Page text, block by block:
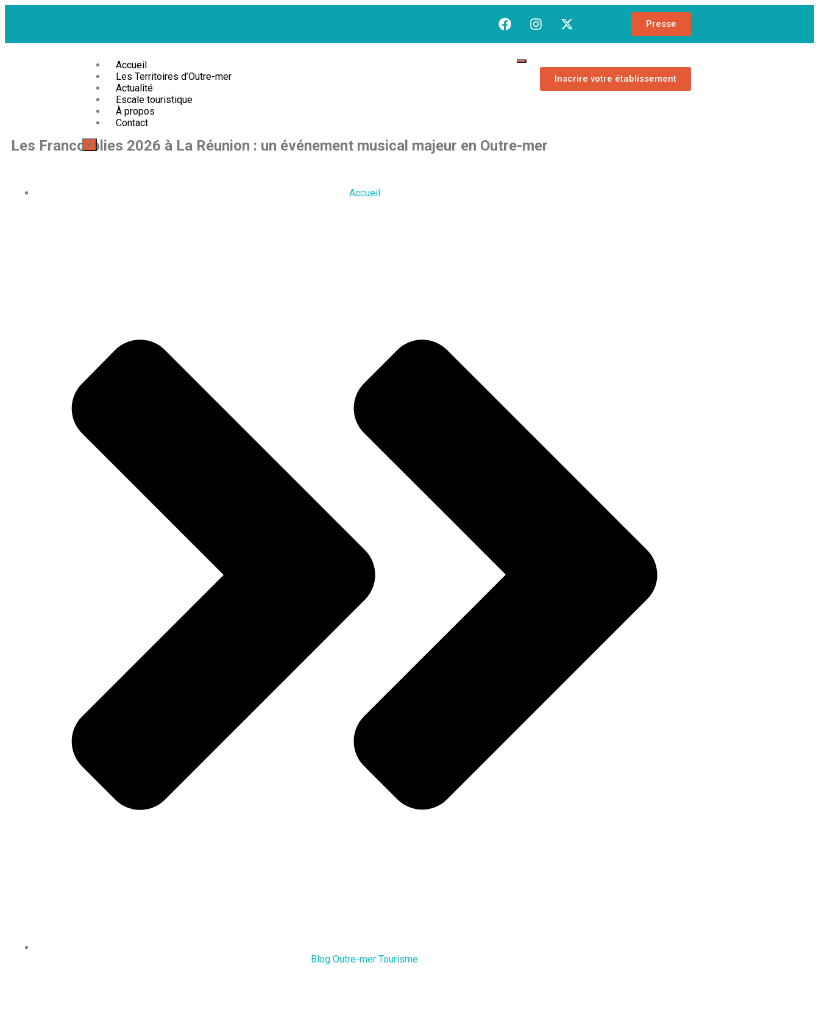
Presse
Accueil
Les Territoires d’Outre-mer
Actualité
Escale touristique
À propos
Contact
X
Inscrire votre établissement
Les Francofolies 2026 à La Réunion : un événement musical majeur en Outre-mer
Accueil
Blog Outre-mer Tourisme